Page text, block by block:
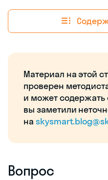
Материал на этой
проверен
и может содержать
вы заметили
на
Вопрос